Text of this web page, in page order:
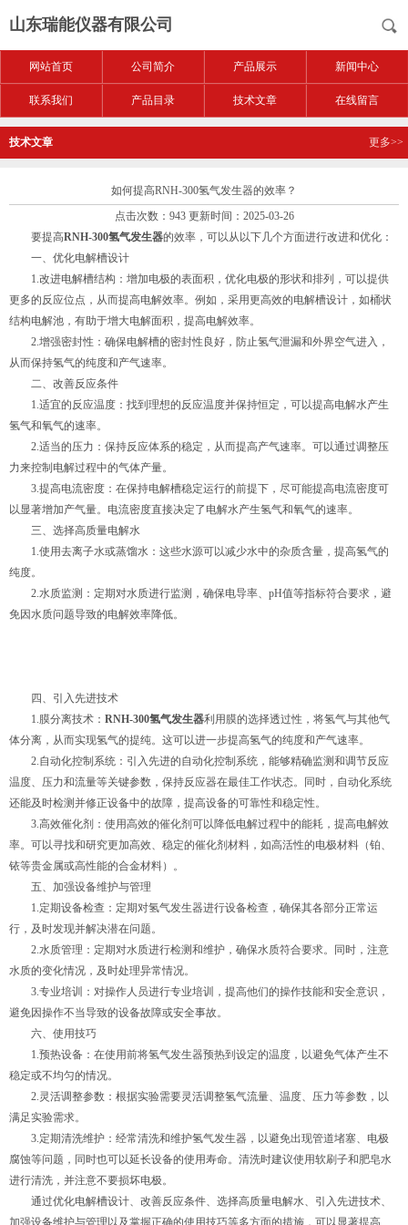
山东瑞能仪器有限公司
网站首页 公司简介 产品展示 新闻中心
联系我们 产品目录 技术文章 在线留言
技术文章 更多>>
如何提高RNH-300氢气发生器的效率？
点击次数：943 更新时间：2025-03-26
要提高RNH-300氢气发生器的效率，可以从以下几个方面进行改进和优化：
一、优化电解槽设计
1.改进电解槽结构：增加电极的表面积，优化电极的形状和排列，可以提供
更多的反应位点，从而提高电解效率。例如，采用更高效的电解槽设计，如桶状
结构电解池，有助于增大电解面积，提高电解效率。
2.增强密封性：确保电解槽的密封性良好，防止氢气泄漏和外界空气进入，
从而保持氢气的纯度和产气速率。
二、改善反应条件
1.适宜的反应温度：找到理想的反应温度并保持恒定，可以提高电解水产生
氢气和氧气的速率。
2.适当的压力：保持反应体系的稳定，从而提高产气速率。可以通过调整压
力来控制电解过程中的气体产量。
3.提高电流密度：在保持电解槽稳定运行的前提下，尽可能提高电流密度可
以显著增加产气量。电流密度直接决定了电解水产生氢气和氧气的速率。
三、选择高质量电解水
1.使用去离子水或蒸馏水：这些水源可以减少水中的杂质含量，提高氢气的
纯度。
2.水质监测：定期对水质进行监测，确保电导率、pH值等指标符合要求，避
免因水质问题导致的电解效率降低。
四、引入先进技术
1.膜分离技术： RNH-300氢气发生器利用膜的选择透过性，将氢气与其他气
体分离，从而实现氢气的提纯。这可以进一步提高氢气的纯度和产气速率。
2.自动化控制系统：引入先进的自动化控制系统，能够精确监测和调节反应
温度、压力和流量等关键参数，保持反应器在最佳工作状态。同时，自动化系统
还能及时检测并修正设备中的故障，提高设备的可靠性和稳定性。
3.高效催化剂：使用高效的催化剂可以降低电解过程中的能耗，提高电解效
率。可以寻找和研究更加高效、稳定的催化剂材料，如高活性的电极材料（铂、
铱等贵金属或高性能的合金材料）。
五、加强设备维护与管理
1.定期设备检查：定期对氢气发生器进行设备检查，确保其各部分正常运
行，及时发现并解决潜在问题。
2.水质管理：定期对水质进行检测和维护，确保水质符合要求。同时，注意
水质的变化情况，及时处理异常情况。
3.专业培训：对操作人员进行专业培训，提高他们的操作技能和安全意识，
避免因操作不当导致的设备故障或安全事故。
六、使用技巧
1.预热设备：在使用前将氢气发生器预热到设定的温度，以避免气体产生不
稳定或不均匀的情况。
2.灵活调整参数：根据实验需要灵活调整氢气流量、温度、压力等参数，以
满足实验需求。
3.定期清洗维护：经常清洗和维护氢气发生器，以避免出现管道堵塞、电极
腐蚀等问题，同时也可以延长设备的使用寿命。清洗时建议使用软刷子和肥皂水
进行清洗，并注意不要损坏电极。
通过优化电解槽设计、改善反应条件、选择高质量电解水、引入先进技术、
加强设备维护与管理以及掌握正确的使用技巧等多方面的措施，可以显著提高